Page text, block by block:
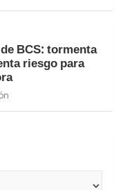
BCS: tormenta
riesgo para